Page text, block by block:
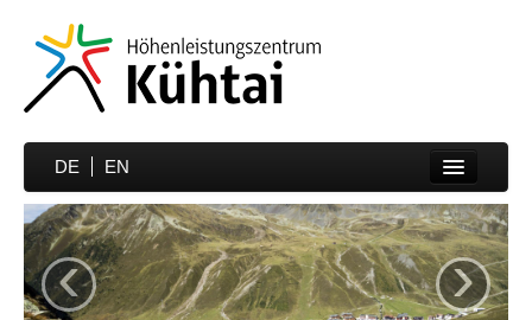
DE
EN
Home
Sportarten
Preise
‹ ›